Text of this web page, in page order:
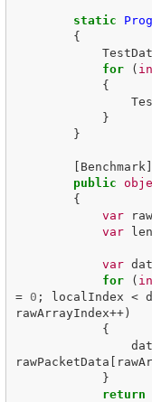
static
{
for
(
{
}
}
Benchmark
public
{
var
var
var
for
(
=
0 ; localIndex <
rawArrayIndex++)
{
rawPacketData
}
return